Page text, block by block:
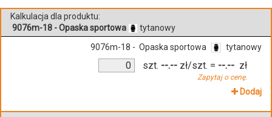
Kalkulacja dla produktu:
9076m-18 - Opaska sportowa
tytanowy
9076m-18 - Opaska sportowa tytanowy
szt. --.-- zł/szt.
Zapytaj o cenę.
= --.-- zł
Dodaj